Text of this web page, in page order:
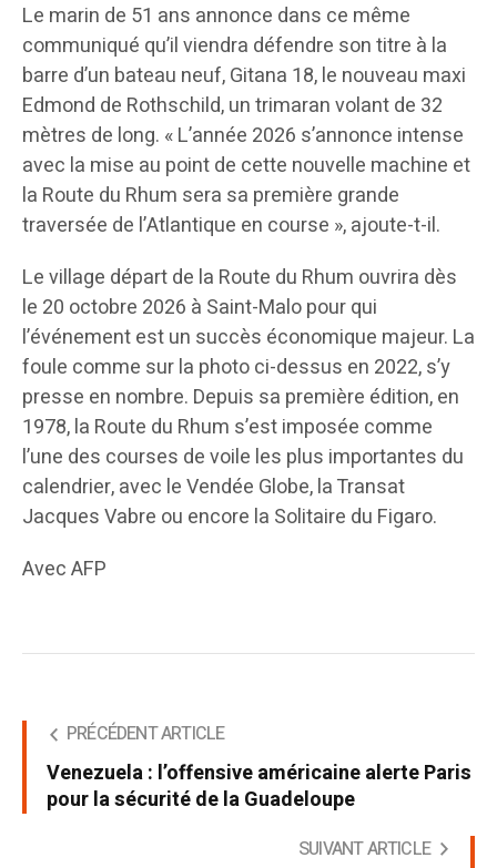
Le marin de 51 ans annonce dans ce même
communiqué qu’il viendra défendre son titre à la
barre d’un bateau neuf, Gitana 18, le nouveau maxi
Edmond de Rothschild, un trimaran volant de 32
mètres de long. « L’année 2026 s’annonce intense
avec la mise au point de cette nouvelle machine et
la Route du Rhum sera sa première grande
traversée de l’Atlantique en course », ajoute-t-il.
Le village départ de la Route du Rhum ouvrira dès
le 20 octobre 2026 à Saint-Malo pour qui
l’événement est un succès économique majeur. La
foule comme sur la photo ci-dessus en 2022, s’y
presse en nombre. Depuis sa première édition, en
1978, la Route du Rhum s’est imposée comme
l’une des courses de voile les plus importantes du
calendrier, avec le Vendée Globe, la Transat
Jacques Vabre ou encore la Solitaire du Figaro.
Avec AFP
PRÉCÉDENT ARTICLE
Venezuela : l’offensive américaine alerte Paris
pour la sécurité de la Guadeloupe
SUIVANT ARTICLE